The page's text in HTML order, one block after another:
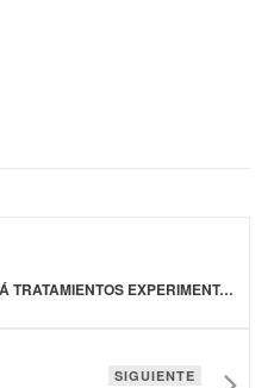
ESTADOS UNIDOS ENVIARÁ TRATAMIENTOS EXPERIMENTALES CONTRA ÉBOLA AL CONGO Y A UGANDA
SIGUIENTE